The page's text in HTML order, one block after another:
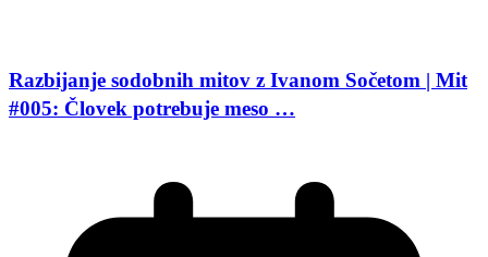
Razbijanje sodobnih mitov z Ivanom Sočetom | Mit
#005: Človek potrebuje meso …